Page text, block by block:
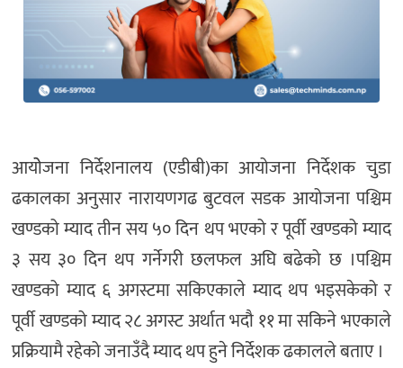
आयोेजना निर्देशनालय (एडीबी)का आयोजना निर्देशक चुडा
ढकालका अनुसार नारायणगढ बुटवल सडक आयोजना पश्चिम
खण्डको म्याद तीन सय ५० दिन थप भएको र पूर्वी खण्डको म्याद
३ सय ३० दिन थप गर्नेगरी छलफल अघि बढेको छ ।पश्चिम
खण्डको म्याद ६ अगस्टमा सकिएकाले म्याद थप भइसकेको र
पूर्वी खण्डको म्याद २८ अगस्ट अर्थात भदौ ११ मा सकिने भएकाले
प्रक्रियामै रहेको जनाउँदै म्याद थप हुने निर्देशक ढकालले बताए ।